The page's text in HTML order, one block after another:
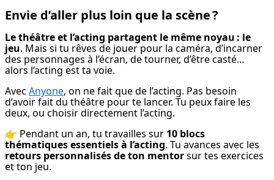
Envie d’aller plus loin que la scène ?
Le théâtre et l’acting partagent le même noyau : le
jeu. Mais si tu rêves de jouer pour la caméra, d’incarner
des personnages à l’écran, de tourner, d’être casté…
alors l’acting est ta voie.
Avec Anyone, on ne fait que de l’acting. Pas besoin
d’avoir fait du théâtre pour te lancer. Tu peux faire les
deux, ou choisir directement l’acting.
👉 Pendant un an, tu travailles sur 10 blocs
thématiques essentiels à l’acting
retours personnalisés de ton mentor sur tes exercices
et ton jeu.